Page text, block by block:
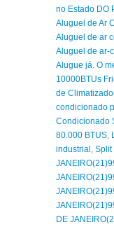
no Estado DO
Aluguel de Ar
Aluguel de ar
Aluguel de ar-
Alugue já. O
10000BTUs
de
condicionado
Condicionado
80.000 BTUS
industrial Split
DE